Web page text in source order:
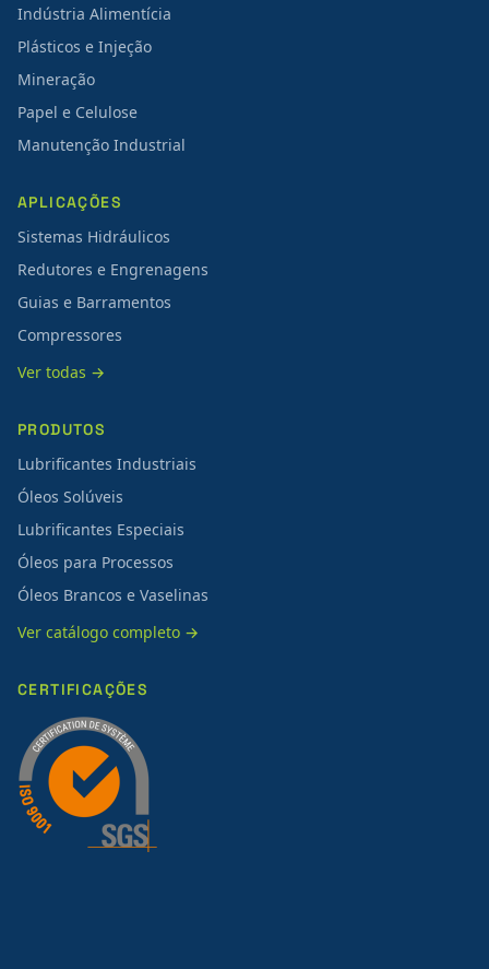
Indústria Alimentícia
Plásticos e Injeção
Mineração
Papel e Celulose
Manutenção Industrial
APLICAÇÕES
Sistemas Hidráulicos
Redutores e Engrenagens
Guias e Barramentos
Compressores
Ver todas →
PRODUTOS
Lubrificantes Industriais
Óleos Solúveis
Lubrificantes Especiais
Óleos para Processos
Óleos Brancos e Vaselinas
Ver catálogo completo →
CERTIFICAÇÕES